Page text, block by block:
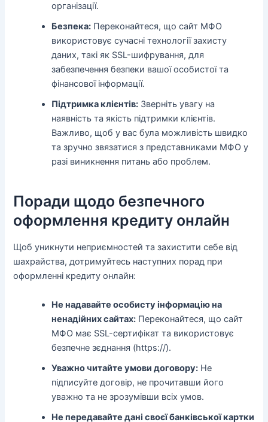
організації.
Безпека: Переконайтеся, що сайт МФО
використовує сучасні технології захисту
даних, такі як SSL-шифрування, для
забезпечення безпеки вашої особистої та
фінансової інформації.
Підтримка клієнтів: Зверніть увагу на
наявність та якість підтримки клієнтів.
Важливо, щоб у вас була можливість швидко
та зручно звязатися з представниками МФО у
разі виникнення питань або проблем.
Поради щодо безпечного
оформлення кредиту онлайн
Щоб уникнути неприємностей та захистити себе від
шахрайства, дотримуйтесь наступних порад при
оформленні кредиту онлайн:
Не надавайте особисту інформацію на
ненадійних сайтах: Переконайтеся, що сайт
МФО має SSL-сертифікат та використовує
безпечне зєднання (https://).
Уважно читайте умови договору: Не
підписуйте договір, не прочитавши його
уважно та не зрозумівши всіх умов.
Не передавайте дані своєї банківської картки